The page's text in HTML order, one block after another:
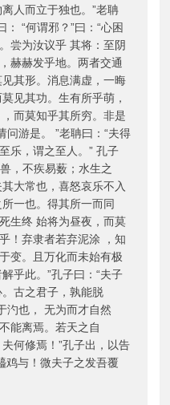
人而立于独也。”老聃
： “何谓邪？”曰：“心困
尝为汝议乎 其将：至阴
赫赫发乎地。两者交通
其形。消息满虚，一晦
见其功。生有所乎萌，
而莫知乎其所穷。非是
问游是。 ”老聃曰：“夫得
乐，谓之至人。” 孔子
，不疾易薮；水生之
大常也，喜怒哀乐不入
一也。得其所一而同
生终 始将为昼夜，而莫
！弃隶者若弃泥涂 ，知
变。且万化而未始有极
乎此。”孔子曰：“夫子
古之君子，孰能脱
汋也， 无为而才自然
能离焉。若天之自
何修焉！”孔子出，以告
鸡与！微夫子之发吾覆